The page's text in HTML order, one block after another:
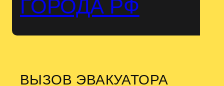
ГОРОДА РФ
ВЫЗОВ ЭВАКУАТОРА